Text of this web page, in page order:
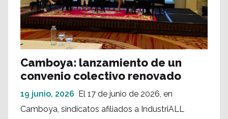
Camboya: lanzamiento de un
convenio colectivo renovado
19 junio, 2026 El 17 de junio de 2026, en
Camboya, sindicatos afiliados a IndustriALL